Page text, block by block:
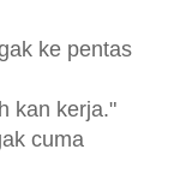
ke pentas
kan kerja."
cuma